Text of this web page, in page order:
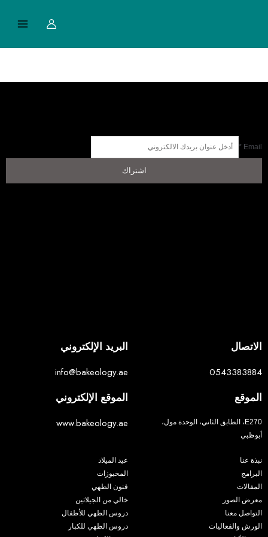
Menu
Email
*
اشتراك
الاتصال
0543383884
الموقع
E270، الطابق الثاني، الوحدة مول،
أبوظبي
البريد الإلكتروني
info@bakeology.ae
الموقع الإلكتروني
www.bakeology.ae
نبذة عنا
البرامج
المقالات
معرض الصور
التواصل معنا
الورش والفعاليات
عيد الميلاد
المخبوزات
فنون الطهي
خالي من الجيلاتين
دروس الطهي للأطفال
دروس الطهي للكبار